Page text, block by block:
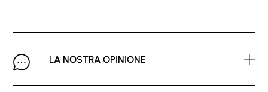
LA NOSTRA OPINIONE